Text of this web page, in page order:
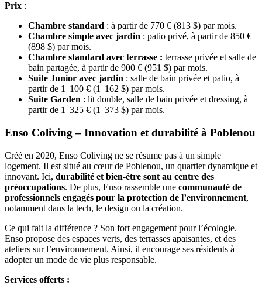
Prix :
Chambre standard : à partir de 770 € (813 $) par mois.
Chambre simple avec jardin : patio privé, à partir de 850 €
(898 $) par mois.
Chambre standard avec terrasse : terrasse privée et salle de
bain partagée, à partir de 900 € (951 $) par mois.
Suite Junior avec jardin : salle de bain privée et patio, à
partir de 1 100 € (1 162 $) par mois.
Suite Garden : lit double, salle de bain privée et dressing, à
partir de 1 325 € (1 373 $) par mois.
Enso Coliving – Innovation et durabilité à Poblenou
Créé en 2020, Enso Coliving ne se résume pas à un simple
logement. Il est situé au cœur de Poblenou, un quartier dynamique et
innovant. Ici, durabilité et bien-être sont au centre des
préoccupations. De plus, Enso rassemble une communauté de
professionnels engagés pour la protection de l’environnement,
notamment dans la tech, le design ou la création.
Ce qui fait la différence ? Son fort engagement pour l’écologie.
Enso propose des espaces verts, des terrasses apaisantes, et des
ateliers sur l’environnement. Ainsi, il encourage ses résidents à
adopter un mode de vie plus responsable.
Services offerts :